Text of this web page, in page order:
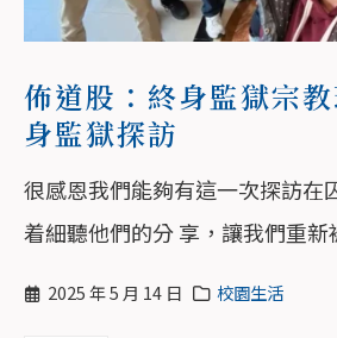
佈道股：終身監獄宗
身監獄探訪
很感恩我們能夠有這一次探訪在
着細聽他們的分 享，讓我們重新
2025 年 5 月 14 日 校園生活